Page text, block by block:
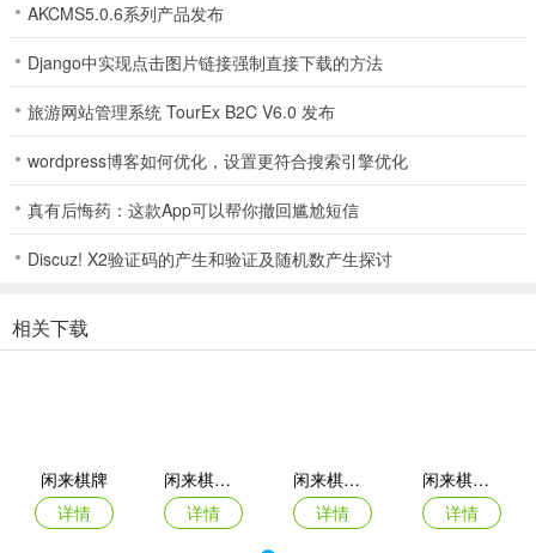
的三国策略玩法，春秋佳人美女相伴；
4、精美细腻风格的美术设计，闲来棋牌给你无比清爽的体验;
5、提供众多精彩的赛事活动可以在裏麵去了解，丰富的游戏奖励可以
的时候，如果都是比较有经验的玩家就都会选择暗牌跟注。因为每个
一切办法把筹码抬高，这才是主要的目的。
斗地主游戏、麻将、三张、双扣等等，精致的游戏画面，极致的操作
体验，更多高手邀你来战，体验到前所未有的刺激!游戏特色：
AKCMS5.0.6系列产品发布
Django中实现点击图片链接强制直接下载的方法
旅游网站管理系统 TourEx B2C V6.0 发布
wordpress博客如何优化，设置更符合搜索引擎优化
真有后悔药：这款App可以帮你撤回尴尬短信
Discuz! X2验证码的产生和验证及随机数产生探讨
相关下载
闲来棋牌
详情
闲来棋牌新版
详情
闲来棋牌红包版
详情
闲来棋牌app
详情